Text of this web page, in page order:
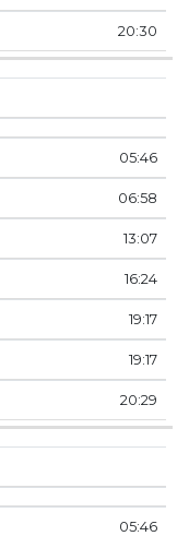
20:30
05:46
06:58
13:07
16:24
19:17
19:17
20:29
05:46